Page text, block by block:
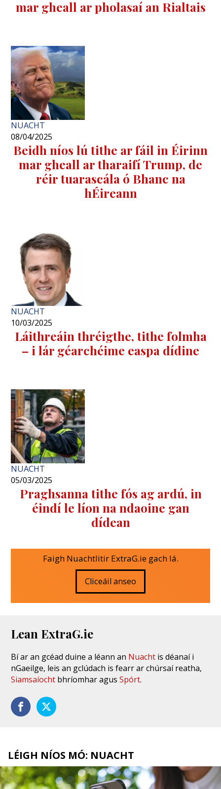
mar gheall ar pholasaí an Rialtais
NUACHT
08/04/2025
Beidh níos lú tithe ar fáil in Éirinn
mar gheall ar tharaifí Trump, de
réir tuarascála ó Bhanc na
hÉireann
NUACHT
10/03/2025
Láithreáin thréigthe, tithe folmha
– i lár géarchéime easpa dídine
NUACHT
05/03/2025
Praghsanna tithe fós ag ardú, in
éindí le líon na ndaoine gan
dídean
Faigh Nuachtlitir ExtraG.ie gach lá.
Cliceáil anseo
Lean ExtraG.ie
Bí ar an gcéad duine a léann an Nuacht is déanaí i
nGaeilge, leis an gclúdach is fearr ar chúrsaí reatha,
Siamsaíocht bhríomhar agusSpórt.
LÉIGH NÍOS MÓ: NUACHT